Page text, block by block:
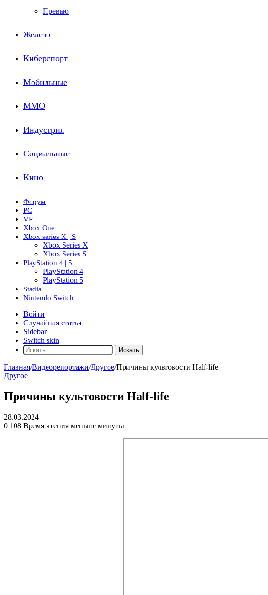
Превью
Железо
Киберспорт
Мобильные
ММО
Индустрия
Социальные
Кино
Форум
PC
VR
Xbox One
Xbox series X | S
Xbox Series X
Xbox Series S
PlayStation 4 | 5
PlayStation 4
PlayStation 5
Stadia
Nintendo Switch
Войти
Случайная статья
Sidebar
Switch skin
Искать
Главная/Видеорепортажи/Другое/Причины культовости Half-life
Другое
Причины культовости Half-life
28.03.2024
0 108 Время чтения меньше минуты